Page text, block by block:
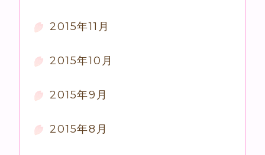
2015年11月
2015年10月
2015年9月
2015年8月